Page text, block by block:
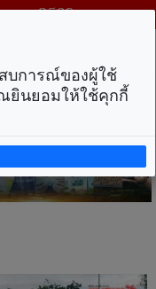
.ศ. 2569
บการณ์ของผู้ใช้
ยินยอมให้ใช้คุกกี้